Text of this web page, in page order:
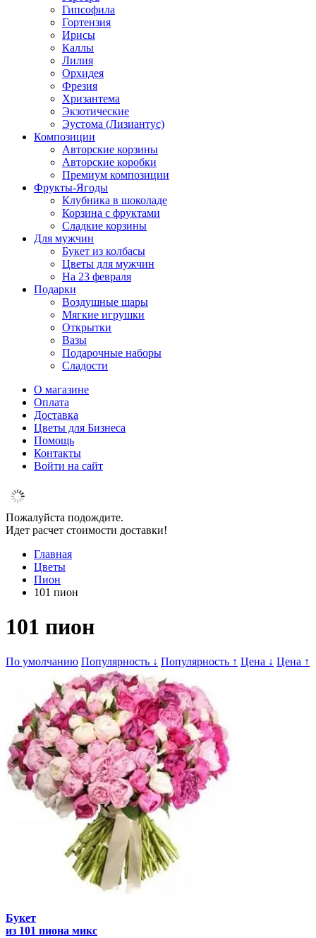
Гипсофила
Гортензия
Ирисы
Каллы
Лилия
Орхидея
Фрезия
Хризантема
Экзотические
Эустома (Лизиантус)
Композиции
Авторские корзины
Авторские коробки
Премиум композиции
Фрукты-Ягоды
Клубника в шоколаде
Корзина с фруктами
Сладкие корзины
Для мужчин
Букет из колбасы
Цветы для мужчин
На 23 февраля
Подарки
Воздушные шары
Мягкие игрушки
Открытки
Вазы
Подарочные наборы
Сладости
О магазине
Оплата
Доставка
Цветы для Бизнеса
Помощь
Контакты
Войти на сайт
Пожалуйста подождите.
Идет расчет стоимости доставки!
Главная
Цветы
Пион
101 пион
101 пион
По умолчанию Популярность ↓ Популярность ↑ Цена ↓ Цена ↑
Букет
из 101 пиона микс